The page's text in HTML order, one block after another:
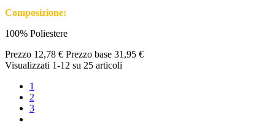
Composizione:
100% Poliestere
Prezzo 12,78 € Prezzo base 31,95 €
Visualizzati 1-12 su 25 articoli
1
2
3